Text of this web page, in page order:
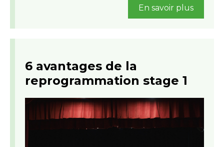
En savoir plus
6 avantages de la
reprogrammation stage 1